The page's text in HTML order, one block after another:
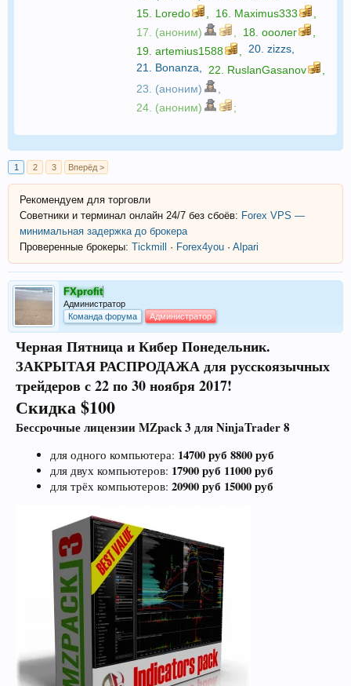
15. Loredo 16. Maximus333
17. (аноним)
18. ооолег
19. artemius1588 20. zizzs
21. Bonanza 22. RuslanGasanov
23. (аноним)
24. (аноним)
;
1 2 3 Вперёд >
Рекомендуем для торговли
Советники и терминал онлайн 24/7 без сбоёв: Forex VPS —
минимальная задержка до брокера
Проверенные брокеры: Tickmill · Forex4you · Alpari
FXprofit
Администратор
Команда форума
Администратор
Черная Пятница и Кибер Понедельник.
ЗАКРЫТАЯ РАСПРОДАЖА для русскоязычных
трейдеров с 22 по 30 ноября 2017!
Скидка $100
Бессрочные лицензии MZpack 3 для NinjaTrader 8
для одного компьютера: 14700 руб 8800 руб
для двух компьютеров: 17900 руб 11000 руб
для трёх компьютеров: 20900 руб 15000 руб